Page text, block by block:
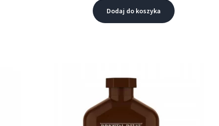
Dodaj do koszyka